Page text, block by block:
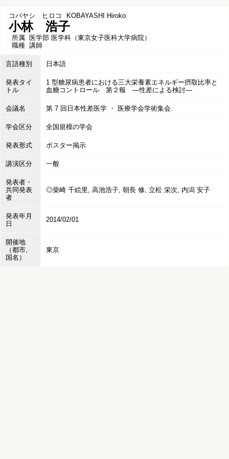
コバヤシ ヒロコ KOBAYASHI Hiroko
小林 浩子
所属 医学部 医学科（東京女子医科大学病院）
職種 講師
言語種別 日本語
発表タイ
トル
1 型糖尿病患者における三大栄養素エネルギー摂取比率と
血糖コントロール 第２報 ―性差による検討―
会議名 第 7 回日本性差医学 ・ 医療学会学術集会.
学会区分 全国規模の学会
発表形式 ポスター掲示
講演区分 一般
発表者・
共同発表
者
◎柴崎 千絵里, 高池浩子, 朝長 修, 立松 栄次, 内潟 安子
発表年月
日
2014/02/01
開催地
（都市,
国名）
東京